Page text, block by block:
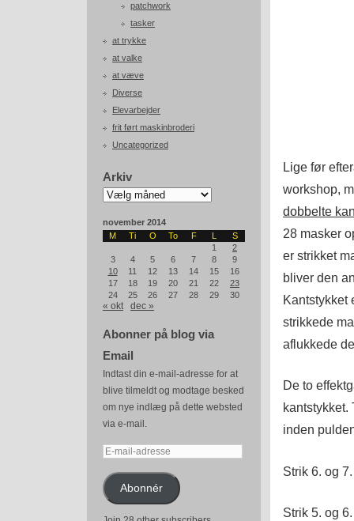
patchwork
tasker
at trykke
at valke
at væve
Diverse
Elevarbejder
frit ført maskinbroderi
Uncategorized
Arkiv
Arkiv
november 2014
M
Ti O To F L
S
1
2
3
4 5 6 7 8
9
10
11 12 13 14 15
16
17
18 19 20 21 22
23
24
25 26 27 28 29 30
« okt dec »
Abonner på blog via
Email
Indtast din e-mail-adresse for at
blive tilmeldt og modtage besked
om nye indlæg på dette websted
via e-mail.
E-
adresseAbonnér
Lige før
workshop,
dobbelte
28 masker
er strikket
bliver den
Kantstykket
strikkede
aflukkede
De to
kantstykket.
inden
Strik 6. og
Strik 5. og